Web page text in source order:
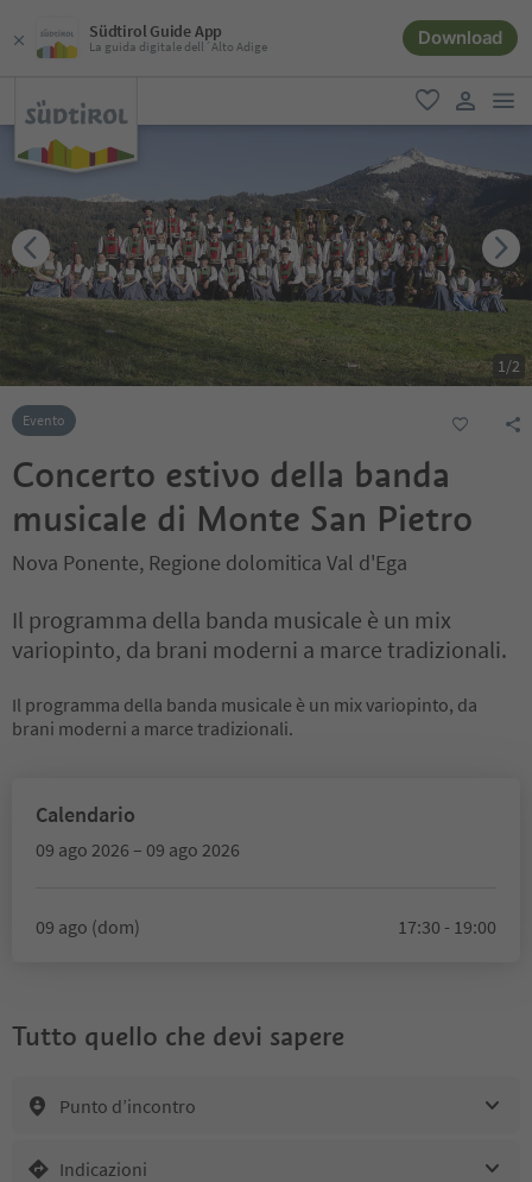
Südtirol Guide App
La guida digitale dell´Alto Adige Download
favoriti
user link
1/2
Evento
Concerto estivo della banda
musicale di Monte San Pietro
Nova Ponente, Regione dolomitica Val d'Ega
Il programma della banda musicale è un mix
variopinto, da brani moderni a marce tradizionali.
Il programma della banda musicale è un mix variopinto, da
brani moderni a marce tradizionali.
Calendario
09 ago 2026 – 09 ago 2026
09 ago (dom) 17:30 - 19:00
Tutto quello che devi sapere
Punto d’incontro
Indicazioni